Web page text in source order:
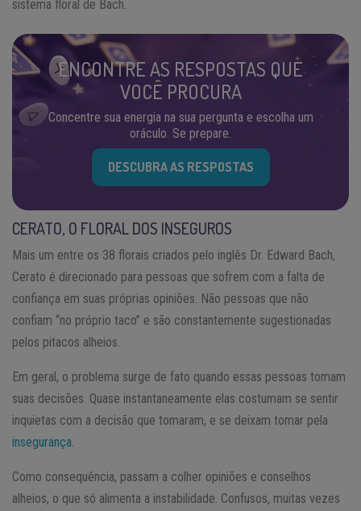
sistema floral de Bach.
ENCONTRE AS RESPOSTAS QUE
VOCÊ PROCURA
Concentre sua energia na sua pergunta e escolha um
oráculo. Se prepare.
DESCUBRA AS RESPOSTAS
CERATO, O FLORAL DOS INSEGUROS
Mais um entre os 38 florais criados pelo inglês Dr. Edward Bach,
Cerato é direcionado para pessoas que sofrem com a falta de
confiança em suas próprias opiniões. Não pessoas que não
confiam “no próprio taco” e são constantemente sugestionadas
pelos pitacos alheios.
Em geral, o problema surge de fato quando essas pessoas tomam
suas decisões. Quase instantaneamente elas costumam se sentir
inquietas com a decisão que tomaram, e se deixam tomar pela
insegurança
Como consequência, passam a colher opiniões e conselhos
alheios, o que só alimenta a instabilidade. Confusos, muitas vezes